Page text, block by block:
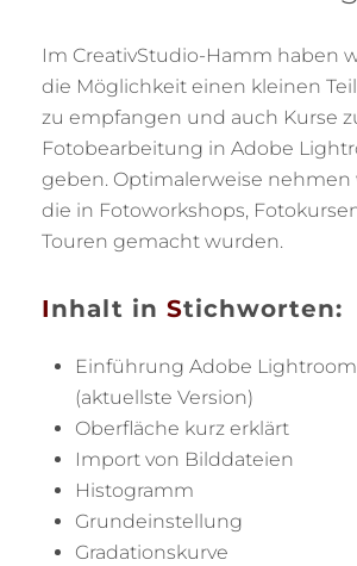
Im CreativStudio-Hamm haben
die Möglichkeit einen kleinen
zu empfangen und auch Kurse
Fotobearbeitung in Adobe
geben. Optimalerweise nehmen
die in Fotoworkshops,
Touren gemacht wurden.
Inhalt in Stichworten:
Einführung Adobe Lightroom
(aktuellste Version)
Oberfläche kurz erklärt
Import von Bilddateien
Histogramm
Grundeinstellung
Gradationskurve